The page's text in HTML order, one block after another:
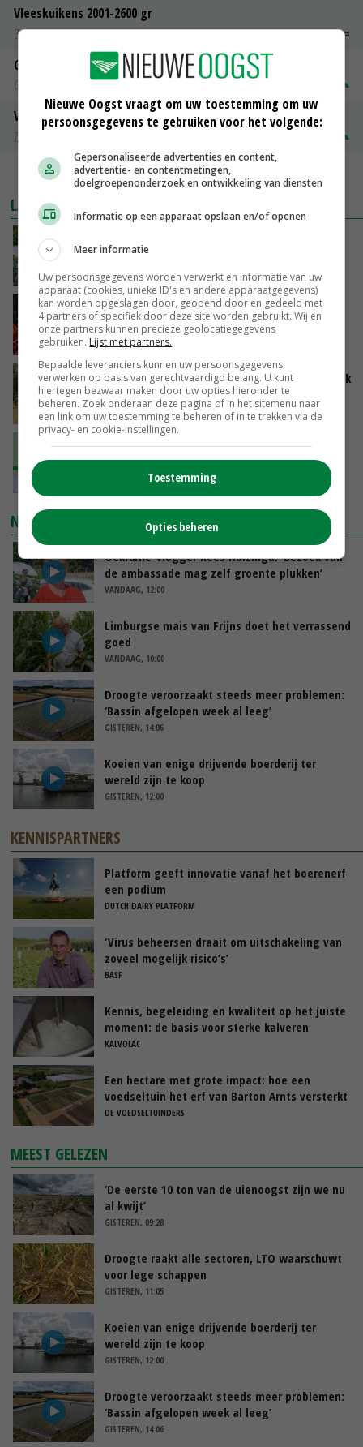
Vleeskuikens 2001-2600 gr
Barneveld
€ 1,09~ € 1,11
Gerst
Groningen
Volle melkpoeder
Zuivel NL
MEER MARKTPRIJZEN
LAATSTE NIEUWS
de ambassade mag zelf groente plukken’
VANDAAG, 12:00
Ministerie zoekt tweehonderd agrariërs die
mee willen denken
VANDAAG, 11:34
Droogte zet Britse melkveehouderij onder druk
VANDAAG, 11:04
‘Ga uit van eigen kracht en versterk elkaar’
VANDAAG, 11:01
NIEUWSTE VIDEO'S
Oekraïne-vlogger Kees Huizinga: ‘Bezoek van
de ambassade mag zelf groente plukken’
VANDAAG, 12:00
Limburgse mais van Frijns doet het verrassend
goed
VANDAAG, 10:00
Droogte veroorzaakt steeds meer problemen:
‘Bassin afgelopen week al leeg’
GISTEREN, 14:06
Koeien van enige drijvende boerderij ter
wereld zijn te koop
GISTEREN, 12:00
KENNISPARTNERS
Platform geeft innovatie vanaf het boerenerf
een podium
DUTCH DAIRY PLATFORM
‘Virus beheersen draait om uitschakeling van
zoveel mogelijk risico’s’
BASF
Kennis, begeleiding en kwaliteit op het juiste
moment: de basis voor sterke kalveren
KALVOLAC
Een hectare met grote impact: hoe een
voedseltuin het erf van Barton Arnts versterkt
DE VOEDSELTUINDERS
MEEST GELEZEN
‘De eerste 10 ton van de uienoogst zijn we nu
al kwijt’
GISTEREN, 09:28
Droogte raakt alle sectoren, LTO waarschuwt
voor lege schappen
GISTEREN, 11:05
Koeien van enige drijvende boerderij ter
wereld zijn te koop
GISTEREN, 12:00
Droogte veroorzaakt steeds meer problemen:
‘Bassin afgelopen week al leeg’
GISTEREN, 14:06
Nieuwe Oogst vraagt om uw toestemming om uw
persoonsgegevens te gebruiken voor het volgende:
Gepersonaliseerde advertenties en content,
advertentie- en contentmetingen,
doelgroepenonderzoek en ontwikkeling van diensten
Informatie op een apparaat opslaan en/of openen
Meer informatie
Uw persoonsgegevens worden verwerkt en informatie van uw
apparaat (cookies, unieke ID's en andere apparaatgegevens)
kan worden opgeslagen door, geopend door en gedeeld met
4 partners of specifiek door deze site worden gebruikt. Wij en
onze partners kunnen precieze geolocatiegegevens
gebruiken. Lijst met partners.
Bepaalde leveranciers kunnen uw persoonsgegevens
verwerken op basis van gerechtvaardigd belang. U kunt
hiertegen bezwaar maken door uw opties hieronder te
beheren. Zoek onderaan deze pagina of in het sitemenu naar
een link om uw toestemming te beheren of in te trekken via de
privacy- en cookie-instellingen.
Toestemming
Opties beheren